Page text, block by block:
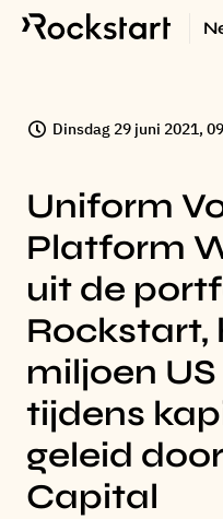
Dinsdag 29 juni 2021,
Uniform
Platform
uit de
Rockstart,
miljoen
tijdens
geleid
Capital